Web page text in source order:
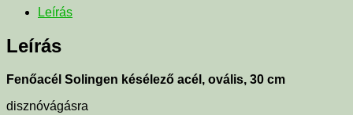
Leírás
Leírás
Fenőacél Solingen késélező acél, ovális, 30 cm
disznóvágásra